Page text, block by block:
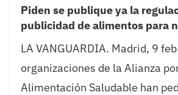
Piden se publique ya la
publicidad de alimentos para
LA VANGUARDIA. Madrid, 9
organizaciones de la Alianza
Alimentación Saludable han